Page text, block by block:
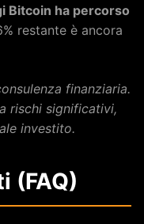
Bitcoin ha percorso
restante è ancora
finanziaria.
rischi significativi,
investito.
(FAQ)